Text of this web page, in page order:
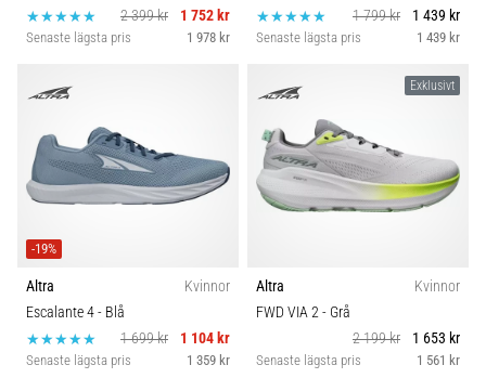
2 399 kr
1 752 kr
Senaste lägsta pris 1 978 kr
1 799 kr
1 439 kr
Senaste lägsta pris 1 439 kr
-19%
Altra
Kvinnor
Escalante 4- Blå
1 699 kr
1 104 kr
Senaste lägsta pris 1 359 kr
Exklusivt
Altra
Kvinnor
FWD VIA 2- Grå
2 199 kr
1 653 kr
Senaste lägsta pris 1 561 kr